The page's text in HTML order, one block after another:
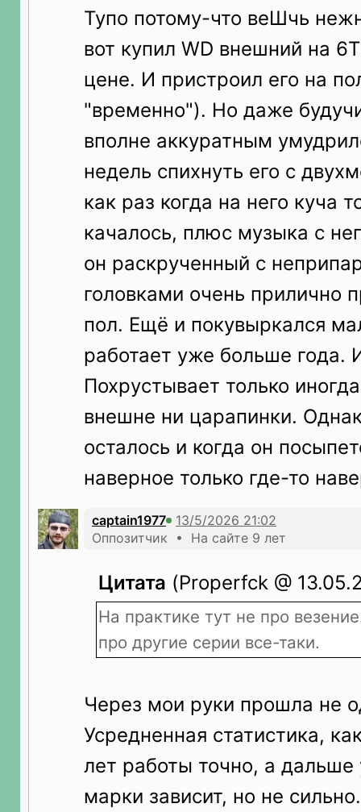
Тупо потому-что веШчь
вот купил WD внешний на
цене. И пристроил его на
"временно"). Но даже
вполне аккуратным
недель спихнуть его с
как раз когда на него куча
качалось, плюс музыка с
он раскрученный с
головками очень прилично
пол. Ещё и покувыркался
работает уже больше года.
Похрустывает только
внешне ни царапинки.
осталось и когда он
наверное только где-то
captain1977
Оппозитчик • На сайте 9 лет
Цитата (Properfck @
На практике тут не про
про другие серии все-таки.
Через мои руки прошла не
Усредненная статистика,
лет работы точно, а
марки зависит, но не